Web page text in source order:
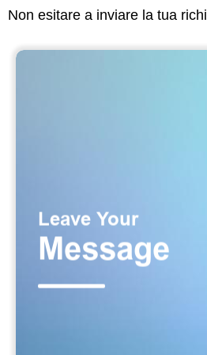
Non esitare a inviare la tua